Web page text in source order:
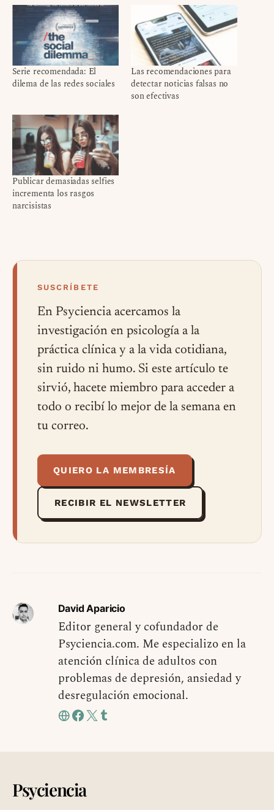
Serie recomendada: El
dilema de las redes sociales
Las recomendaciones para
detectar noticias falsas no
son efectivas
Publicar demasiadas selfies
incrementa los rasgos
narcisistas
SUSCRÍBETE
En Psyciencia acercamos la
investigación en psicología a la
práctica clínica y a la vida cotidiana,
sin ruido ni humo. Si este artículo te
sirvió, hacete miembro para acceder a
todo o recibí lo mejor de la semana en
tu correo.
QUIERO LA MEMBRESÍA
RECIBIR EL NEWSLETTER
David Aparicio
Editor general y cofundador de
Psyciencia.com. Me especializo en la
atención clínica de adultos con
problemas de depresión, ansiedad y
desregulación emocional.
Psyciencia